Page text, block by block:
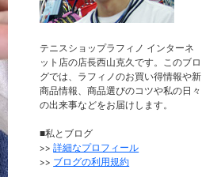
テニスショップラフィノ インターネ
ット店の店長西山克久です。このブロ
グでは、ラフィノのお買い得情報や新
商品情報、商品選びのコツや私の日々
の出来事などをお届けします。
■私とブログ
>>詳細なプロフィール
>> ブログの利用規約